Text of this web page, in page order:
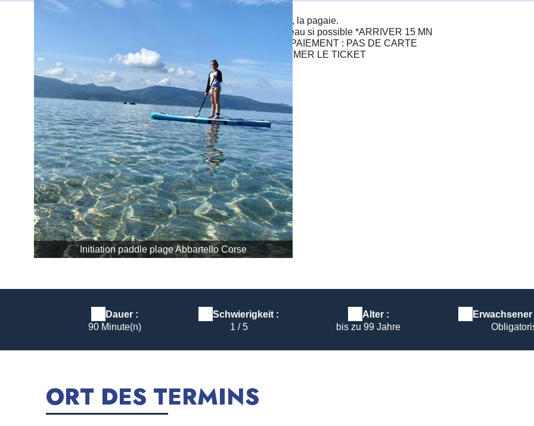
Initiation paddle plage Abbartello Corse
L'encadrement, la location de paddle, la pagaie.
* Tenue adaptée à la météo, chaussures d'eau si possible *ARRIVER 15 MN
AVANT LE DÉPART *COMPLÉMENT DE PAIEMENT : PAS DE CARTE
BLEUE *QR CODE, PAS BESOIN D'IMPRIMER LE TICKET
Dauer :
90 Minute(n)
Schwierigkeit :
1 / 5
Alter :
bis zu 99 Jahre
ORT DES TERMINS